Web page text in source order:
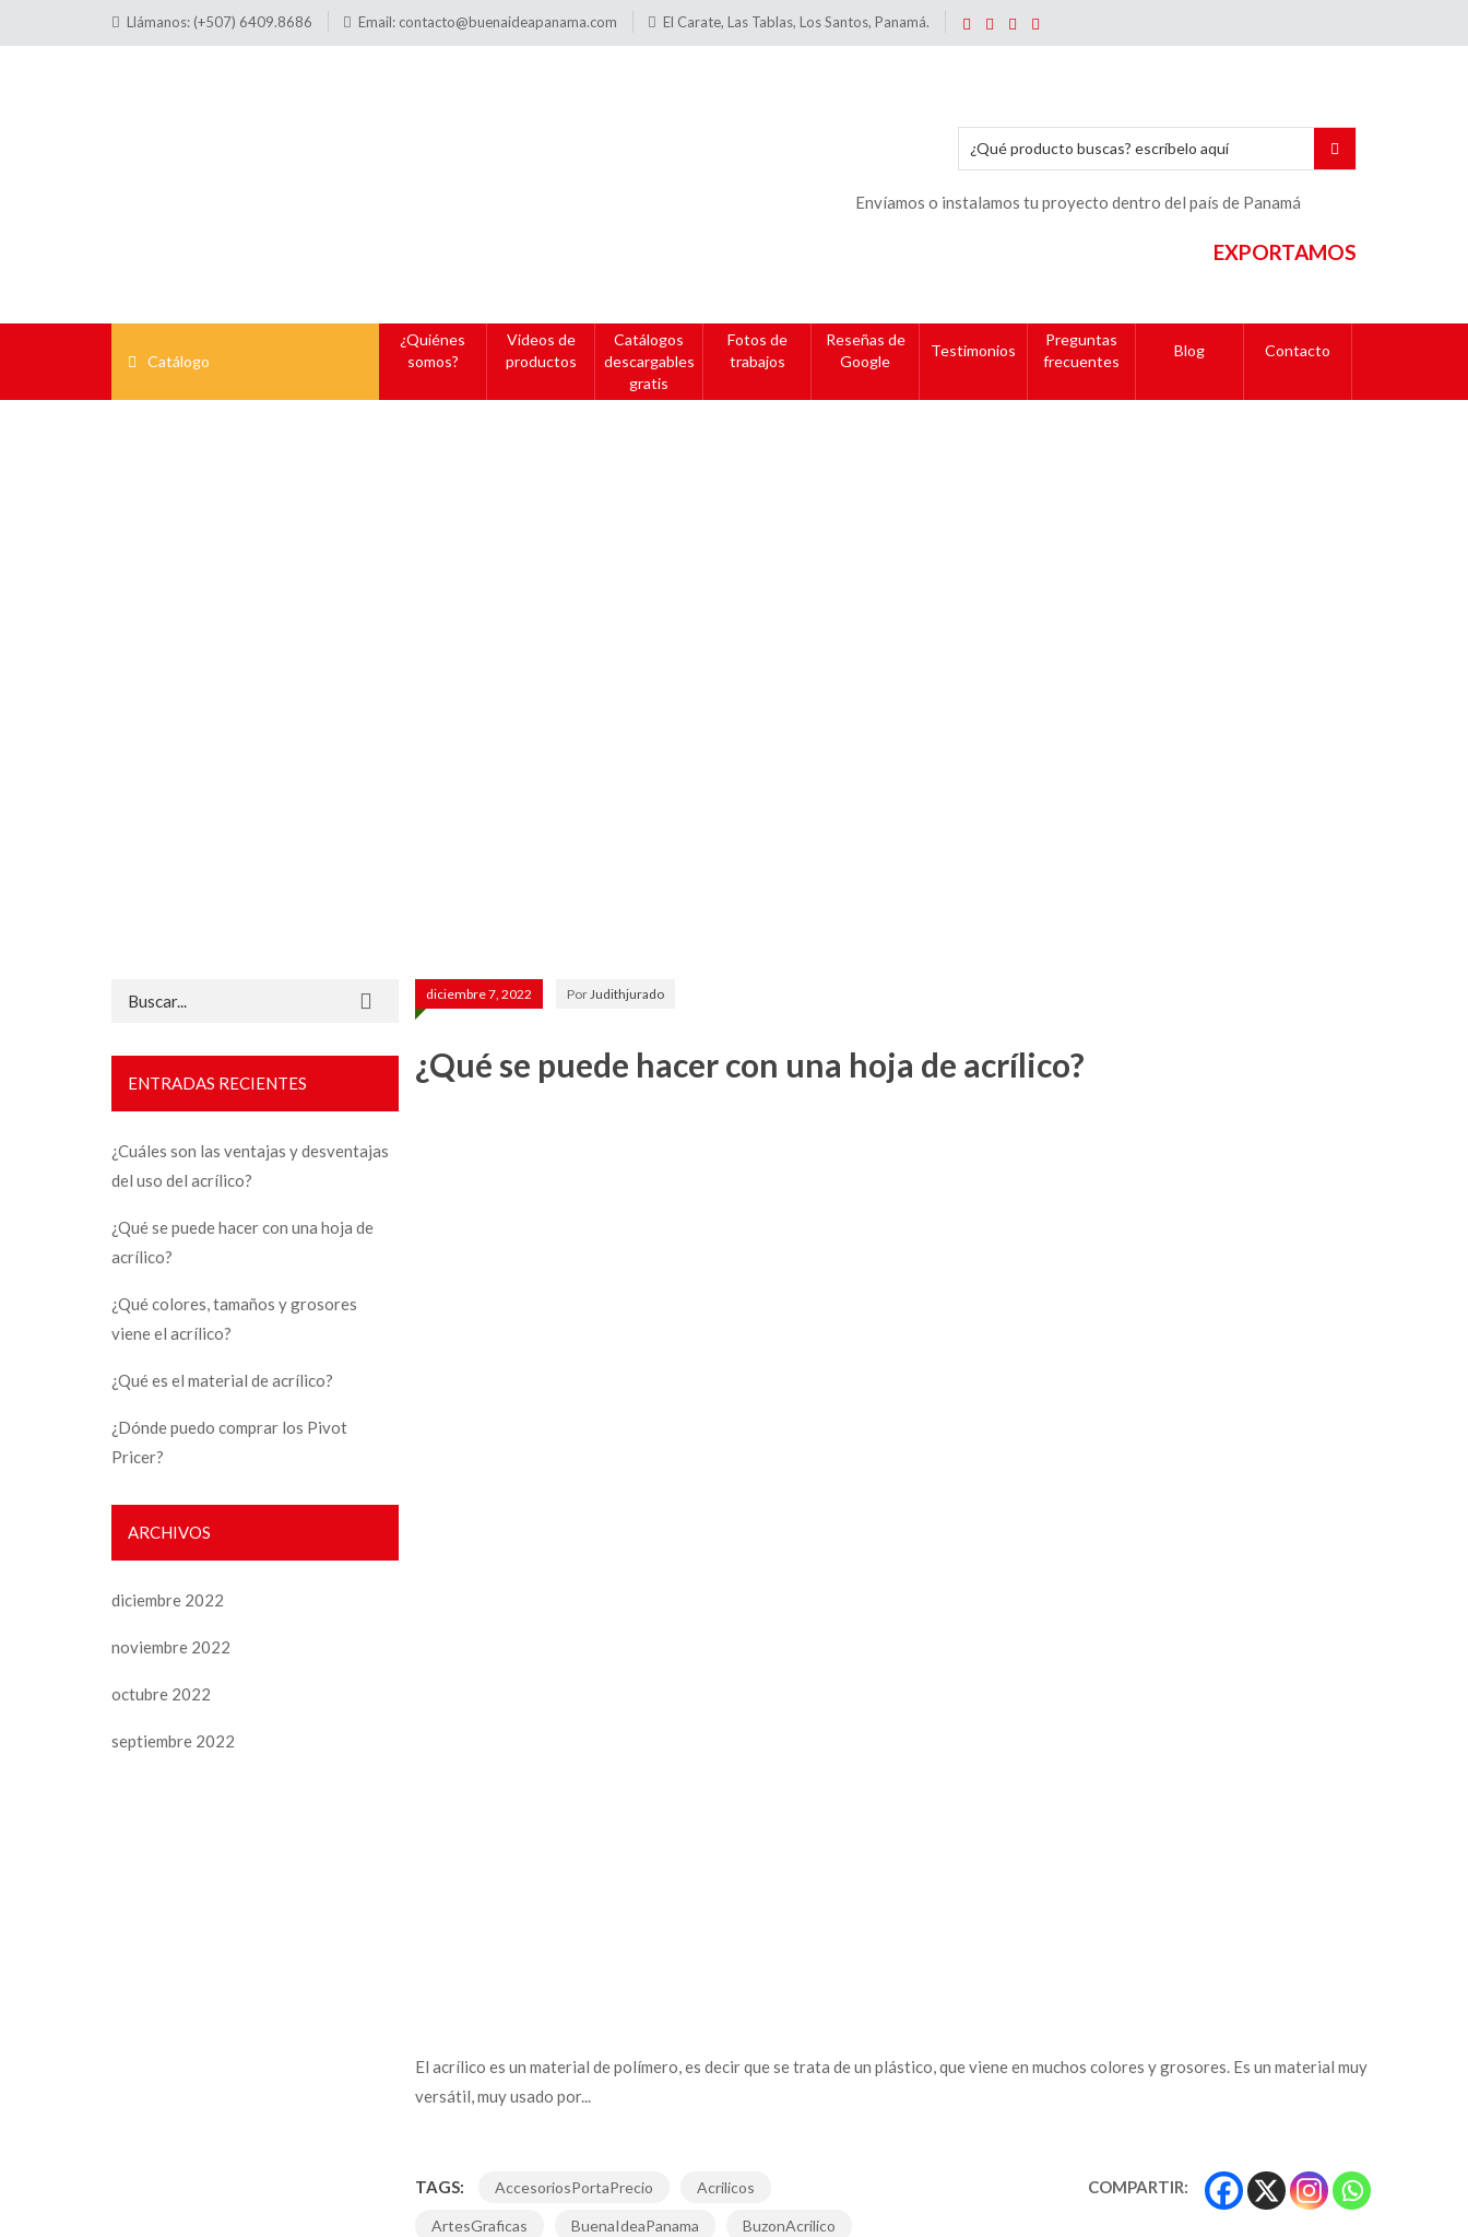
Llámanos: (+507) 6409.8686 Email: contacto@buenaideapanama.com El Carate, Las Tablas, Los Santos, Panamá.
Envíamos o instalamos tu proyecto dentro del país de Panamá
EXPORTAMOS
Catálogo
¿Quiénes
somos?
Videos de
productos
Catálogos
descargables
gratis
Fotos de
trabajos
Reseñas de
Google
Testimonios
Preguntas
frecuentes
Blog Contacto
diciembre 7, 2022 Por Judithjurado
¿Qué se puede hacer con una hoja de acrílico?
El acrílico es un material de polímero, es decir que se trata de un plástico, que viene en muchos colores y grosores. Es un material muy
versátil, muy usado por...
TAGS: AccesoriosPortaPrecio Acrilicos
ArtesGraficas BuenaIdeaPanama BuzonAcrilico
COMPARTIR:
Buscar:
ENTRADAS RECIENTES
¿Cuáles son las ventajas y desventajas
del uso del acrílico?
¿Qué se puede hacer con una hoja de
acrílico?
¿Qué colores, tamaños y grosores
viene el acrílico?
¿Qué es el material de acrílico?
¿Dónde puedo comprar los Pivot
Pricer?
ARCHIVOS
diciembre 2022
noviembre 2022
octubre 2022
septiembre 2022